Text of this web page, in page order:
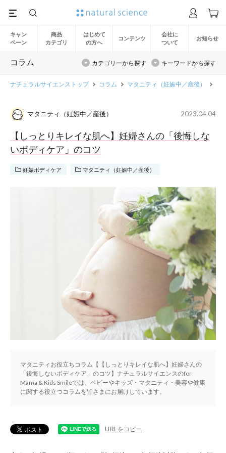
キャン
ペーン
商品
カテゴリ
はじめて
の方へ
コンテンツ
会社に
ついて
お知らせ
コラム カテゴリーから探す キーワードから探す
ナチュラルサイエンストップ コラム マタニティ（妊娠中／産後）
マタニティ（妊娠中／産後） 2023.04.04
【しっとりキレイな肌へ】妊婦さんの「後悔しな
いボディケア」のコツ
妊娠ボディケア マタニティ（妊娠中／産後）
マタニティお役立ちコラム【【しっとりキレイな肌へ】妊婦さんの
「後悔しないボディケア」のコツ】ナチュラルサイエンスのfor
Mama & Kids Smileでは、ベビーやキッズ・マタニティ・美容や健康
に関する役立つコラムを皆さまにお届けしています。
URLをコピー